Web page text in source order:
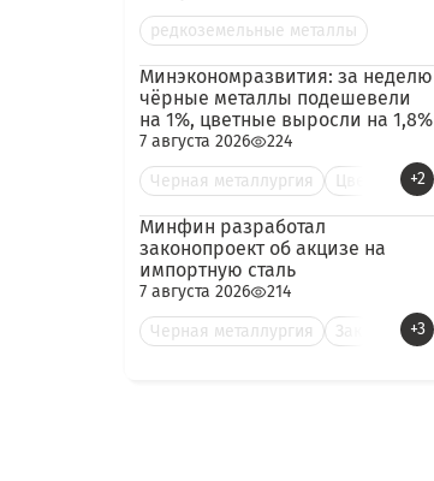
редкоземельные металлы
Минэкономразвития: за неделю
чёрные металлы подешевели
на 1%, цветные выросли на 1,8%
7 августа 2026
224
Черная металлургия
Цве +2
Минфин разработал
законопроект об акцизе на
импортную сталь
7 августа 2026
214
Черная металлургия
Зак +3